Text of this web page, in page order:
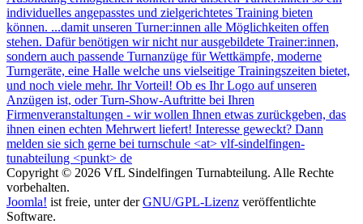
Copyright © 2026 VfL Sindelfingen Turnabteilung. Alle Rechte
vorbehalten.
Joomla! ist freie, unter derGNU/GPL-Lizenz veröffentlichte
Software.